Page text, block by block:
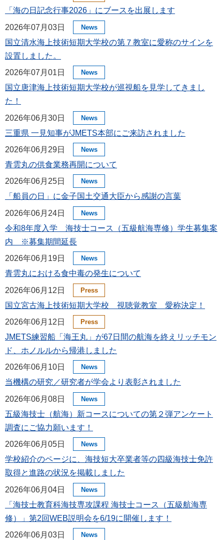
「海の日記念行事2026」にブースを出展します
2026年07月03日
News
国立清水海上技術短期大学校の第７教室に愛称のサインを
設置しました。
2026年07月01日
News
国立唐津海上技術短期大学校が巡視船を見学してきまし
た！
2026年06月30日
News
三重県 一見知事がJMETS本部にご来訪されました
2026年06月29日
News
青雲丸の供食業務再開について
2026年06月25日
News
「船員の日」に金子国土交通大臣から感謝の言葉
2026年06月24日
News
令和8年度入学 海技士コース（五級航海専修）学生募集案
内 ※募集期間延長
2026年06月19日
News
青雲丸における食中毒の発生について
2026年06月12日
Press
国立宮古海上技術短期大学校 視聴覚教室 愛称決定！
2026年06月12日
Press
JMETS練習船「海王丸」が67日間の航海を終えリッチモン
ド、ホノルルから帰港しました
2026年06月10日
News
当機構の研究／研究者が学会より表彰されました
2026年06月08日
News
五級海技士（航海）新コースについての第２弾アンケート
調査にご協力願います！
2026年06月05日
News
学校紹介のページに、海技短大卒業者等の四級海技士免許
取得と進路の状況を掲載しました
2026年06月04日
News
「海技士教育科海技専攻課程 海技士コース（五級航海専
修）」第2回WEB説明会を6/19に開催します！
2026年06月03日
News